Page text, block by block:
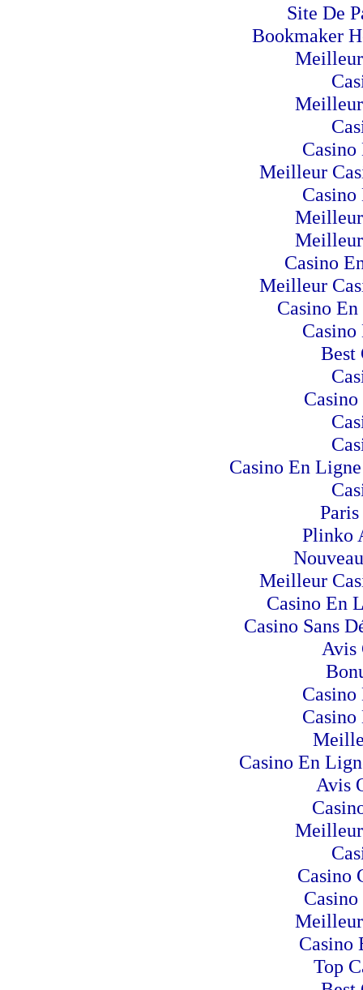
Site De
Bookmaker
Casino
Meilleur
Casino
Casino
Meilleur
Casino
Casino
Best
Casino En
Plinko
Meilleur
Casino En
Casino Sans
Avis
Casino
Casino
Casino En
Avis
Casino
Casino
Top